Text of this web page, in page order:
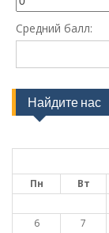
Средний балл:
Найдите нас
Пн Вт
6
7